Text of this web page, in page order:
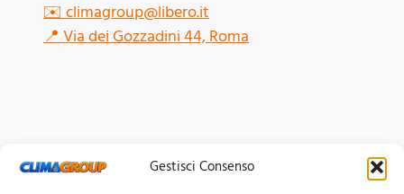
Gestisci Consenso
✉️climagroup@libero.it
📍Via dei Gozzadini 44, Roma